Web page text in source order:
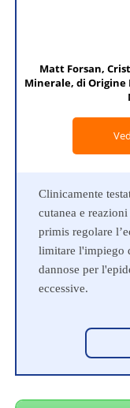
Matt Forsan,
Minerale, di Origine
Clinicamente
cutanea e
primis regolare
limitare l'impiego
dannose per
eccessive.